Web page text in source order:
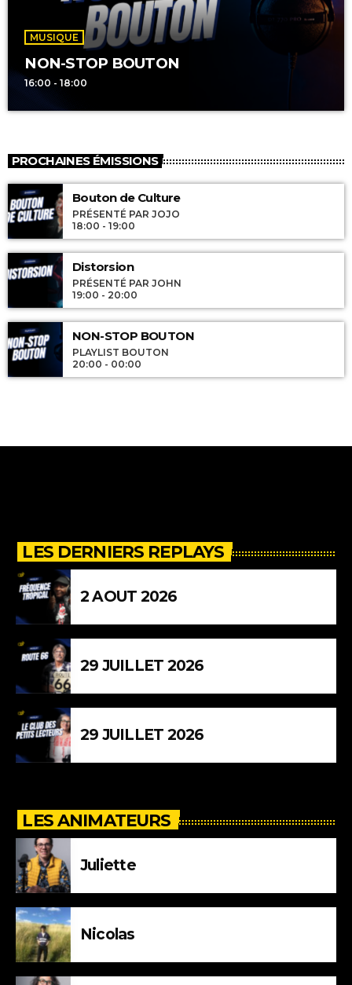
MUSIQUE
NON-STOP BOUTON
16:00 - 18:00
PROCHAINES ÉMISSIONS
Bouton de Culture
PRÉSENTÉ PAR JOJO
18:00 - 19:00
Distorsion
PRÉSENTÉ PAR JOHN
19:00 - 20:00
NON-STOP BOUTON
PLAYLIST BOUTON
20:00 - 00:00
LES DERNIERS REPLAYS
2 AOUT 2026
29 JUILLET 2026
29 JUILLET 2026
LES ANIMATEURS
Juliette
Nicolas